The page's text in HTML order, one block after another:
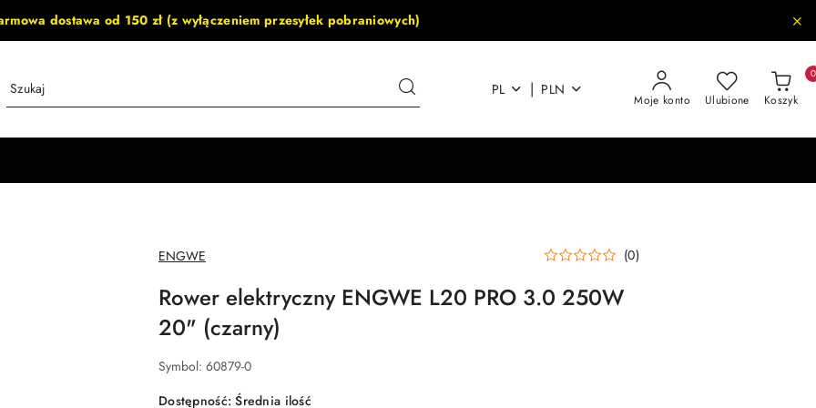
dostawa od 150 zł (z wyłączeniem przesyłek pobraniowych)
PL | PLN
Moje konto Ulubione Koszyk
0
NAZWA
PRODUCENTA:
ENGWE (0)
Rower elektryczny ENGWE L20 PRO 3.0 250W
20" (czarny)
Symbol: 60879-0
Dostępność:Średnia ilość